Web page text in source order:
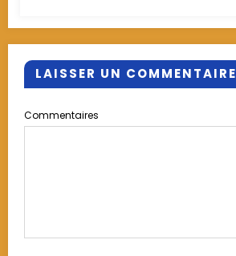
LAISSER UN COMMENTAIRE
Commentaires